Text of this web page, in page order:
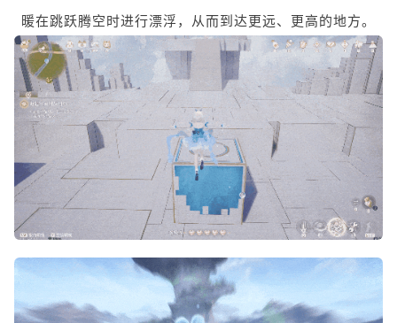
暖在跳跃腾空时进行漂浮，从而到达更远、更高的地方。